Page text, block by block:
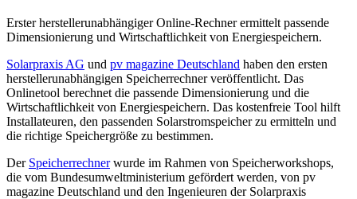
Erster herstellerunabhängiger Online-Rechner ermittelt passende
Dimensionierung und Wirtschaftlichkeit von Energiespeichern.
Solarpraxis AG und pv magazine Deutschland haben den ersten
herstellerunabhängigen Speicherrechner veröffentlicht. Das
Onlinetool berechnet die passende Dimensionierung und die
Wirtschaftlichkeit von Energiespeichern. Das kostenfreie Tool hilft
Installateuren, den passenden Solarstromspeicher zu ermitteln und
die richtige Speichergröße zu bestimmen.
Der Speicherrechnerwurde im Rahmen von Speicherworkshops,
die vom Bundesumweltministerium gefördert werden, von pv
magazine Deutschland und den Ingenieuren der Solarpraxis